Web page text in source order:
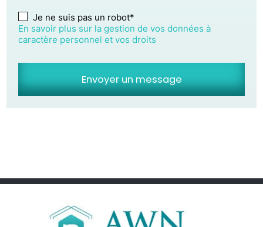
Je ne suis pas un robot*
En savoir plus sur la gestion de vos données à
caractère personnel et vos droits
Envoyer un message